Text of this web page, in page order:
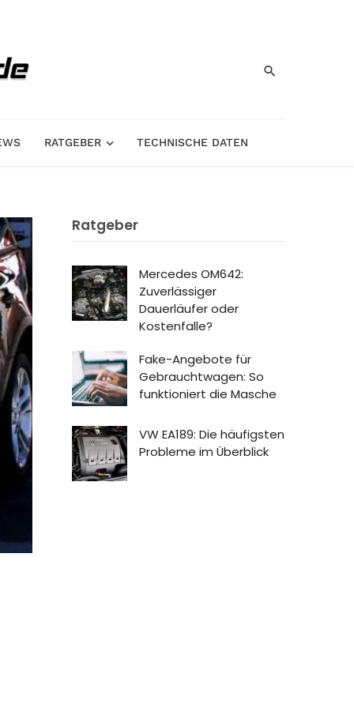
RATGEBER TECHNISCHE DATEN
Ratgeber
Mercedes OM642:
Zuverlässiger
Dauerläufer oder
Kostenfalle?
Fake-Angebote für
Gebrauchtwagen: So
funktioniert die Masche
VW EA189: Die häufigsten
Probleme im Überblick